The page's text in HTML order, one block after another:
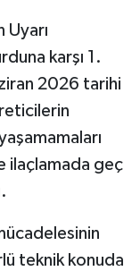
Uyarı
karşı 1.
2026 tarihi
ilaçlamada geç
teknik konuda